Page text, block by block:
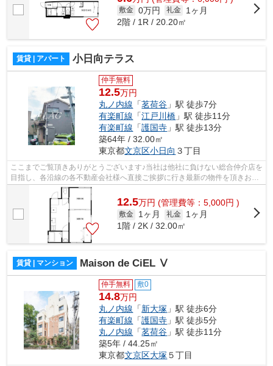
敷金 0万円 礼金
1ヶ月
2階 / 1R / 20.20㎡
賃貸 | アパート 小日向テラス
仲手無料
12.5万円
丸ノ内線 「茗荷谷 」駅 徒歩7分
有楽町線 「江戸川橋 」駅 徒歩11分
有楽町線 「護国寺 」駅 徒歩13分
築64年 / 32.00㎡
東京都文京区小日向 ３丁目
ここまでご覧頂きありがとうございます♪当社は他社に負けない総合仲介店を
目指し、各沿線の各不動産会社様へ直接ご挨拶に行き最新の物件を頂きお客
様へ提供しております！最新の情報は...
12.5万円 (管理費等：5,000円 )
敷金 1ヶ月 礼金
1ヶ月
1階 / 2K / 32.00㎡
賃貸 | マンション Maison de CiEL Ⅴ
仲手無料 敷0
14.8万円
丸ノ内線 「新大塚 」駅 徒歩6分
有楽町線 「護国寺 」駅 徒歩5分
丸ノ内線 「茗荷谷 」駅 徒歩11分
築5年 / 44.25㎡
東京都文京区大塚 ５丁目